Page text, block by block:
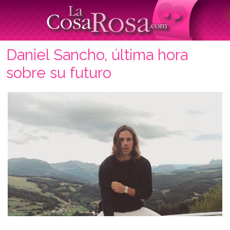
Daniel Sancho, última hora
sobre su futuro